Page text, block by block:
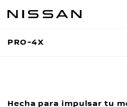
al
principal
PRO-4X
Hecha para impulsar tu